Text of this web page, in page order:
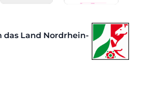
das Land Nordrhein-